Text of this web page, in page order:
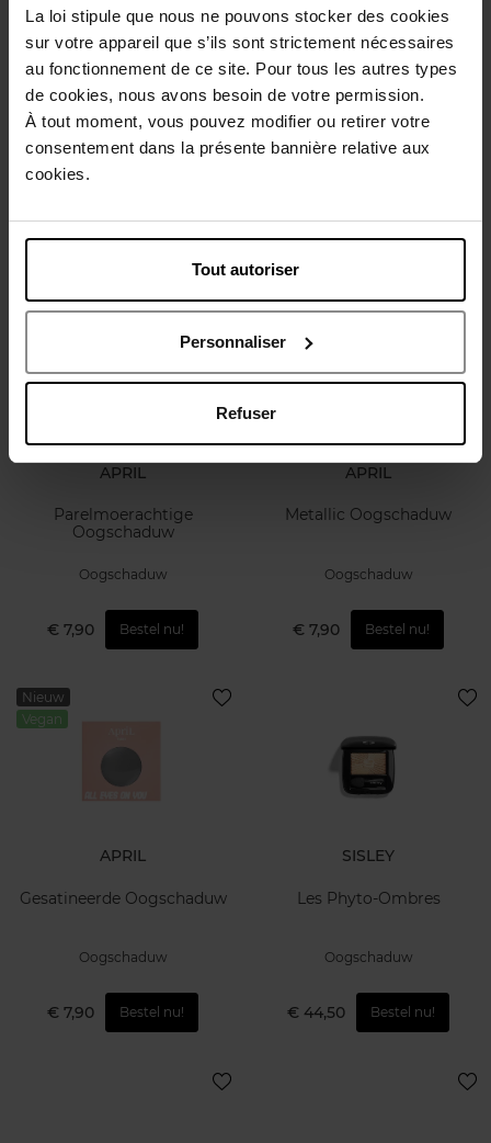
La loi stipule que nous ne pouvons stocker des cookies
sur votre appareil que s’ils sont strictement nécessaires
au fonctionnement de ce site. Pour tous les autres types
de cookies, nous avons besoin de votre permission.
À tout moment, vous pouvez modifier ou retirer votre
consentement dans la présente bannière relative aux
cookies.
Tout autoriser
Personnaliser
Refuser
APRIL
Multifunctionele
Oogschaduwcrème
€ 12,90 Bestel nu!
Nieuw
APRIL
Parelmoerachtige
Oogschaduw
Oogschaduw
€ 7,90 Bestel nu!
Nieuw
Vegan
APRIL
Metallic Oogschaduw
Oogschaduw
€ 7,90 Bestel nu!
Nieuw
Vegan
APRIL
Gesatineerde Oogschaduw
Oogschaduw
€ 7,90 Bestel nu!
SISLEY
Les Phyto-Ombres
Oogschaduw
€ 44,50 Bestel nu!